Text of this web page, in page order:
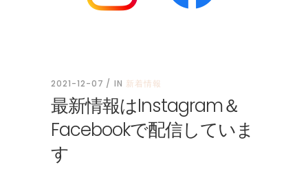
2021-12-07 IN 新着情報
最新情報はInstagram＆
Facebookで配信していま
す